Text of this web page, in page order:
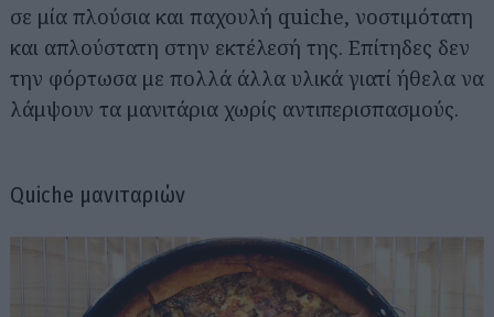
σε μία πλούσια και παχουλή quiche, νοστιμότατη
και απλούστατη στην εκτέλεσή της. Επίτηδες δεν
την φόρτωσα με πολλά άλλα υλικά γιατί ήθελα να
λάμψουν τα μανιτάρια χωρίς αντιπερισπασμούς.
Quiche μανιταριών